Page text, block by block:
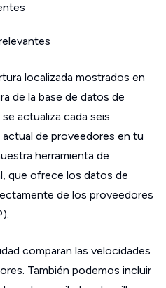
localizada mostrados en
de la base de datos de
actualiza cada seis
actual de proveedores en tu
herramienta de
que ofrece los datos de
de los proveedores
comparan las velocidades
También podemos incluir